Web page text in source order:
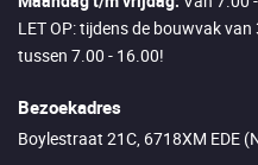
LET OP: tijdens de bouwvak
tussen 7.00 - 16.00!
Bezoekadres
Boylestraat 21C, 6718XM EDE